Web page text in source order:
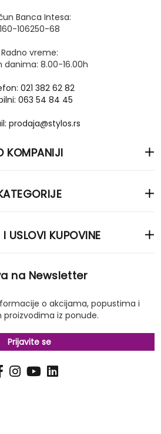
Banca Intesa:
160-106250-68
Radno vreme:
danima: 8.00-16.00h
021 382 62 82
063 54 84 45
prodaja@stylos.rs
KOMPANIJI
USLOVI KUPOVINE
na Newsletter
o akcijama, popustima i
proizvodima iz ponude.
Prijavite se